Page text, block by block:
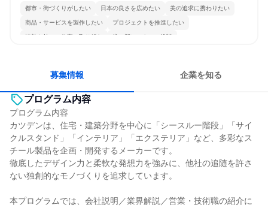
都市・街づくりがしたい 日本の良さを広めたい 美の追求に携わりたい
商品・サービスを製作したい プロジェクトを推進したい
情熱を持って仕事に取り組む 常に新しいものに挑戦
募集情報 企業を知る
プログラム内容
プログラム内容
カツデンは、住宅・建築分野を中心に「シースルー階段」「サイ
クルスタンド」「インテリア」「エクステリア」など、多彩なス
チール製品を企画・開発するメーカーです。
徹底したデザイン力と柔軟な発想力を強みに、他社の追随を許さ
ない独創的なモノづくりを追求しています。
本プログラムでは、会社説明／業界解説／営業・技術職の紹介に